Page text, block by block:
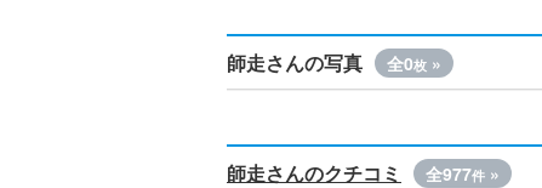
師走さんの写真 全0枚 »
師走さんのクチコミ 全977件 »